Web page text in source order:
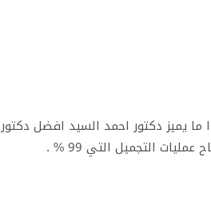
يميز دكتور احمد السيد افضل دكتور